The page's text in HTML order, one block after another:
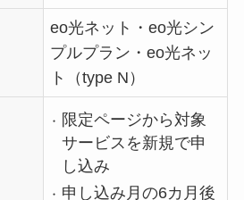
eo光ネット・eo光シン
プルプラン・eo光ネッ
ト（type N）
限定ページから対象
サービスを新規で申
し込み
申し込み月の6カ月後